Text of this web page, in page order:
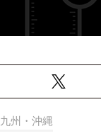
九州・沖縄